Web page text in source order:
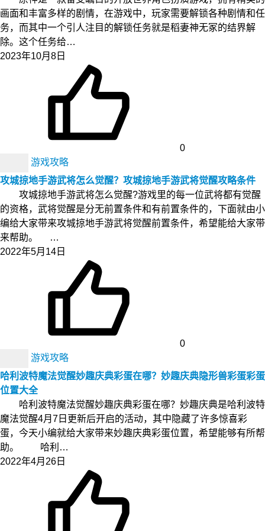
画面和丰富多样的剧情，在游戏中，玩家需要解锁各种剧情和任
务，而其中一个引人注目的解锁任务就是稻妻神无冢的结界解
除。这个任务给…
2023年10月8日
0
游戏攻略
攻城掠地手游武将怎么觉醒？攻城掠地手游武将觉醒攻略条件
攻城掠地手游武将怎么觉醒?游戏里的每一位武将都有觉醒
的资格，武将觉醒是分无前置条件和有前置条件的，下面就由小
编给大家带来攻城掠地手游武将觉醒前置条件，希望能给大家带
来帮助。 …
2022年5月14日
0
游戏攻略
哈利波特魔法觉醒妙趣庆典彩蛋在哪？妙趣庆典隐形兽彩蛋彩蛋
位置大全
哈利波特魔法觉醒妙趣庆典彩蛋在哪？妙趣庆典是哈利波特
魔法觉醒4月7日更新后开启的活动，其中隐藏了许多惊喜彩
蛋，今天小编就给大家带来妙趣庆典彩蛋位置，希望能够有所帮
助。 哈利…
2022年4月26日